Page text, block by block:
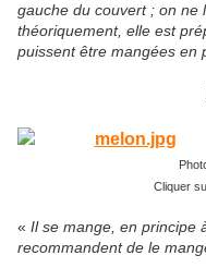
gauche du couvert ; on ne
théoriquement, elle est
puissent être mangées en
Cliquer
« Il se mange, en principe
recommandent de le